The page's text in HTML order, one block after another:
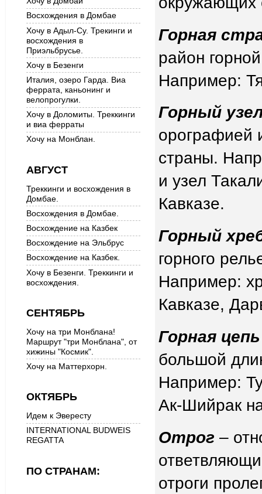
Горная
район
Например:
Горный
орографией
страны.
и узел
Кавказе.
Горный
горного
Например:
Кавказе,
Горная цепь
большой
Например:
Ак-Шийрак
Отрог –
отроги
Восхождения в Домбае
Хочу в Адыл-Су. Трекинги и
восхождения в
Приэльбрусье.
Хочу в Безенги
Италия, озеро Гарда. Виа
феррата, каньонинг и
велопрогулки.
Хочу в Доломиты. Треккинги
и виа ферраты
Хочу на Монблан.
АВГУСТ
Треккинги и восхождения в
Домбае.
Восхождения в Домбае.
Восхождение на Казбек
Восхождение на Эльбрус
Восхождение на Казбек.
Хочу в Безенги. Треккинги и
восхождения.
СЕНТЯБРЬ
Хочу на три Монблана!
Маршрут "три Монблана", от
хижины "Космик".
Хочу на Маттерхорн.
ОКТЯБРЬ
Идем к Эвересту
INTERNATIONAL BUDWEIS
REGATTA
ПО СТРАНАМ: